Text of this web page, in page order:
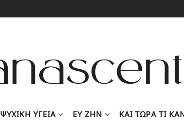
ΨΥΧΙΚΉ ΥΓΕΊΑ ΕΥ ΖΗΝ KΑΙ ΤΏΡΑ ΤΙ